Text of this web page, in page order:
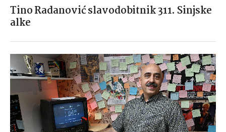
Tino Radanović slavodobitnik 311. Sinjske
alke